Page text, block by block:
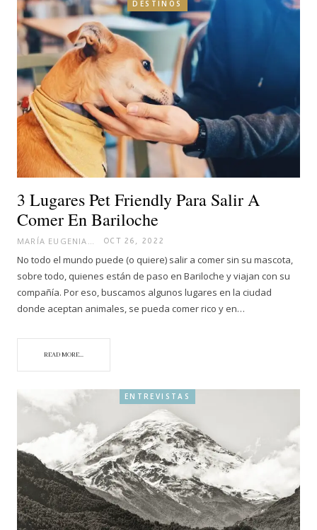
DESTINOS
3 Lugares Pet Friendly Para Salir A
Comer En Bariloche
OCT 26, 2022
No todo el mundo puede (o quiere) salir a comer sin su mascota,
sobre todo, quienes están de paso en Bariloche y viajan con su
compañía. Por eso, buscamos algunos lugares en la ciudad
donde aceptan animales, se pueda comer rico y en…
READ MORE...
ENTREVISTAS